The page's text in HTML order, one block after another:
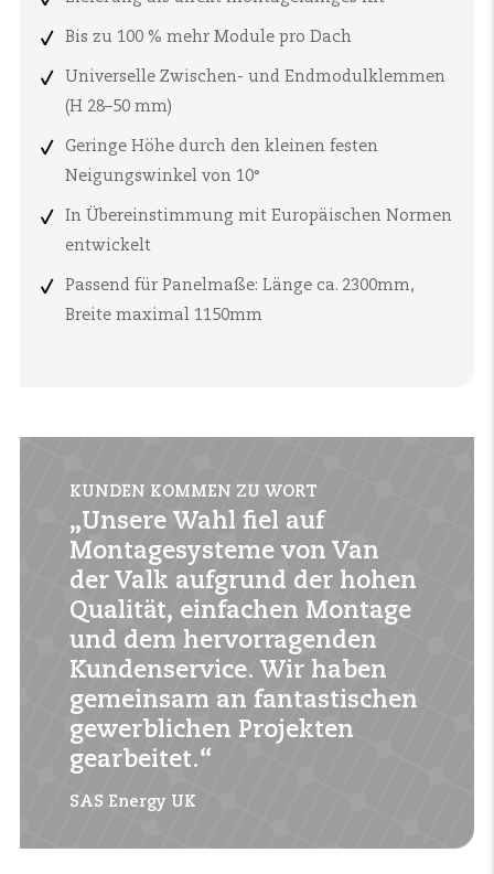
Bis zu 100 % mehr Module pro Dach
Universelle Zwischen- und Endmodulklemmen
(H 28–50 mm)
Geringe Höhe durch den kleinen festen
Neigungswinkel von 10°
In Übereinstimmung mit Europäischen Normen
entwickelt
Passend für Panelmaße: Länge ca. 2300mm,
Breite maximal 1150mm
KUNDEN KOMMEN ZU WORT
„Unsere Wahl fiel auf
Montagesysteme von Van
der Valk aufgrund der hohen
Qualität, einfachen Montage
und dem hervorragenden
Kundenservice. Wir haben
gemeinsam an fantastischen
gewerblichen Projekten
gearbeitet.“
SAS Energy UK